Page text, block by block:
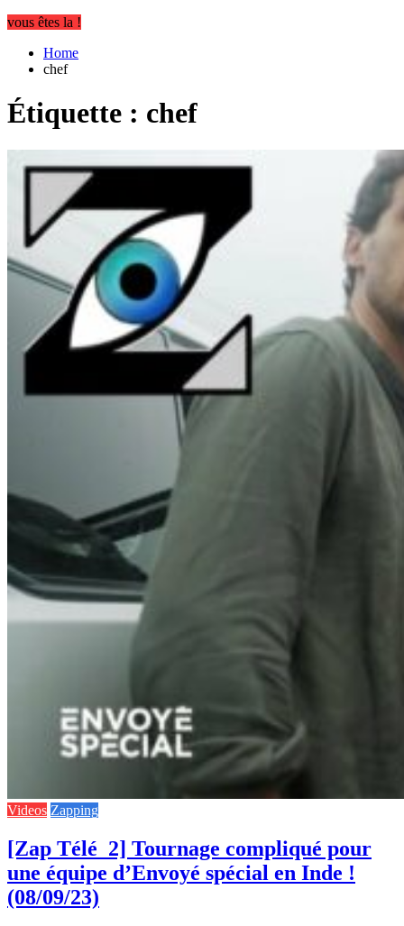
vous êtes la !
Home
chef
Étiquette : chef
Videos Zapping
[Zap Télé_2] Tournage compliqué pour
une équipe d’Envoyé spécial en Inde !
(08/09/23)